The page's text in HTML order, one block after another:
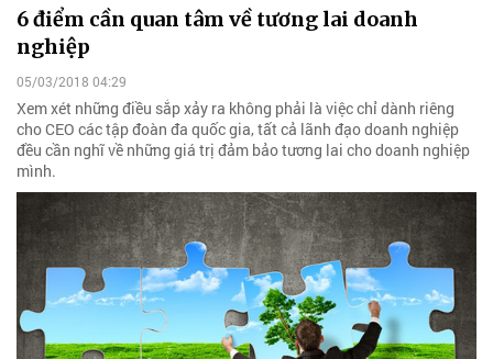
6 điểm cần quan tâm về tương lai doanh
nghiệp
05/03/2018 04:29
Xem xét những điều sắp xảy ra không phải là việc chỉ dành riêng
cho CEO các tập đoàn đa quốc gia, tất cả lãnh đạo doanh nghiệp
đều cần nghĩ về những giá trị đảm bảo tương lai cho doanh nghiệp
mình.